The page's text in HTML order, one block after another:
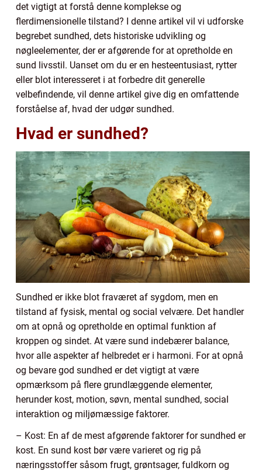
det vigtigt at forstå denne komplekse og
flerdimensionelle tilstand? I denne artikel vil vi udforske
begrebet sundhed, dets historiske udvikling og
nøgleelementer, der er afgørende for at opretholde en
sund livsstil. Uanset om du er en hesteentusiast, rytter
eller blot interesseret i at forbedre dit generelle
velbefindende, vil denne artikel give dig en omfattende
forståelse af, hvad der udgør sundhed.
Hvad er sundhed?
Sundhed er ikke blot fraværet af sygdom, men en
tilstand af fysisk, mental og social velvære. Det handler
om at opnå og opretholde en optimal funktion af
kroppen og sindet. At være sund indebærer balance,
hvor alle aspekter af helbredet er i harmoni. For at opnå
og bevare god sundhed er det vigtigt at være
opmærksom på flere grundlæggende elementer,
herunder kost, motion, søvn, mental sundhed, social
interaktion og miljømæssige faktorer.
– Kost: En af de mest afgørende faktorer for sundhed er
kost. En sund kost bør være varieret og rig på
næringsstoffer såsom frugt, grøntsager, fuldkorn og